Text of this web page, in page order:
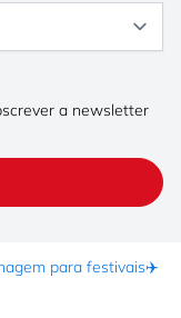
a newsletter
para festivais✈️